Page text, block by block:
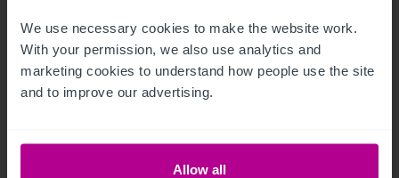
We use necessary cookies to make the website work.
With your permission, we also use analytics and
marketing cookies to understand how people use the site
and to improve our advertising.
Allow all